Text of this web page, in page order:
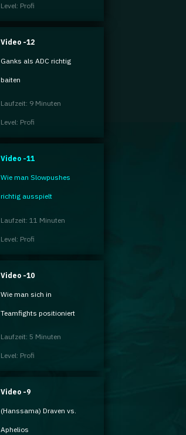
Level: Profi
Video -12
Ganks als ADC richtig
baiten
Laufzeit: 9 Minuten
Level: Profi
Video -11
Wie man Slowpushes
richtig ausspielt
Laufzeit: 11 Minuten
Level: Profi
Video -10
Wie man sich in
Teamfights positioniert
Laufzeit: 5 Minuten
Level: Profi
Video -9
(Hanssama) Draven vs.
Aphelios